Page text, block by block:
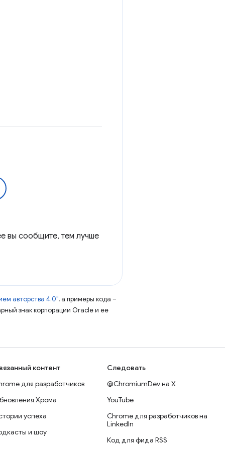
вы сообщите, тем лучше
авторства 4.0", а примеры кода –
знак корпорации Oracle и ее
контент
для разработчиков
Хрома
успеха
и шоу
Следовать
@ChromiumDev на X
YouTube
Chrome для разработчиков на
LinkedIn
Код для фида RSS